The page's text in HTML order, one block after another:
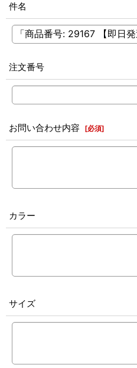
件名
注文番号
お問い合わせ内容 [必須]
カラー
サイズ